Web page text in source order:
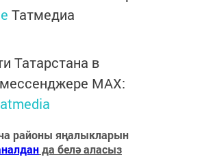
Татмедиа
Татарстана в
MАХ:
районы яңалыкларын
да белә аласыз